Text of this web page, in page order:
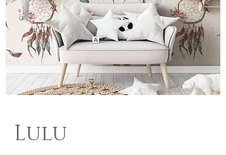
Lulu